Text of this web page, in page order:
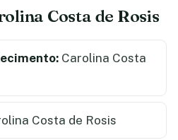
Costa de Rosis
Carolina Costa
Costa de Rosis